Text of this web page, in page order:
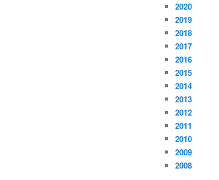
2020
2019
2018
2017
2016
2015
2014
2013
2012
2011
2010
2009
2008